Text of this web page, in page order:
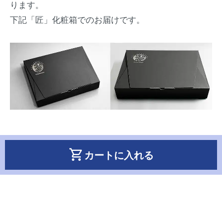
ります。
下記「匠」化粧箱でのお届けです。
shopping_cart カートに入れる